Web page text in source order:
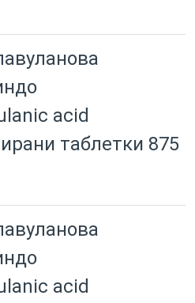
acid
таблетки 875
acid